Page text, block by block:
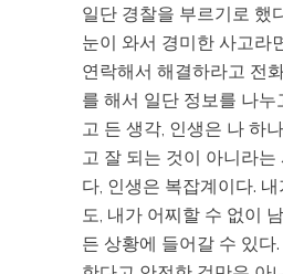
일단 경찰을 부르기로 했
눈이 와서 경미한 사고라
연락해서 해결하라고 전
를 해서 일단 정보를 나누
고 든 생각, 인생은 나 하
고 잘 되는 것이 아니라는
다, 인생은 복잡계이다.
도, 내가 어찌할 수 없이
든 상황에 들어갈 수 있다